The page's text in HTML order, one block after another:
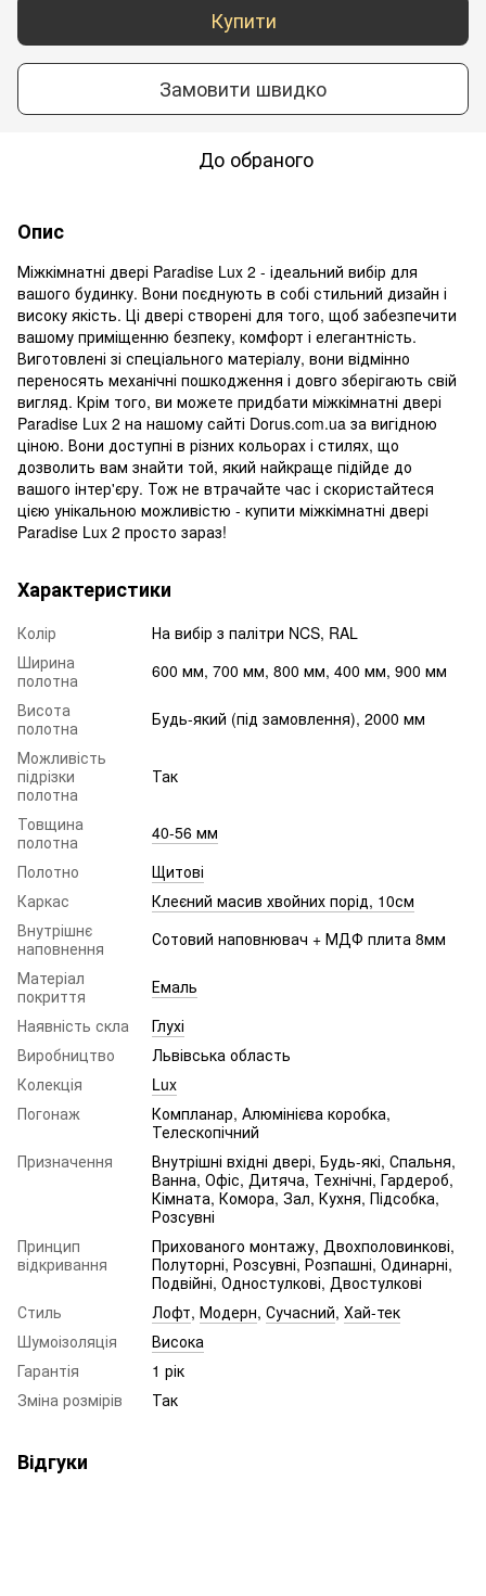
Купити
Замовити швидко
До обраного
Опис
Міжкімнатні двері Paradise Lux 2 - ідеальний вибір для
вашого будинку. Вони поєднують в собі стильний дизайн і
високу якість. Ці двері створені для того, щоб забезпечити
вашому приміщенню безпеку, комфорт і елегантність.
Виготовлені зі спеціального матеріалу, вони відмінно
переносять механічні пошкодження і довго зберігають свій
вигляд. Крім того, ви можете придбати міжкімнатні двері
Paradise Lux 2 на нашому сайті Dorus.com.ua за вигідною
ціною. Вони доступні в різних кольорах і стилях, що
дозволить вам знайти той, який найкраще підійде до
вашого інтер'єру. Тож не втрачайте час і скористайтеся
цією унікальною можливістю - купити міжкімнатні двері
Paradise Lux 2 просто зараз!
Характеристики
Колір
На вибір з палітри NCS, RAL
Ширина
полотна
600 мм, 700 мм, 800 мм, 400 мм, 900 мм
Висота
полотна
Будь-який (під замовлення), 2000 мм
Можливість
підрізки
полотна
Так
Товщина
полотна
40-56 мм
Полотно
Щитові
Каркас
Клеєний масив хвойних порід, 10см
Внутрішнє
наповнення
Сотовий наповнювач + МДФ плита 8мм
Матеріал
покриття
Емаль
Наявність скла
Глухі
Виробництво
Львівська область
Колекція
Lux
Погонаж
Компланар, Алюмінієва коробка,
Телескопічний
Призначення
Внутрішні вхідні двері, Будь-які, Спальня,
Ванна, Офіс, Дитяча, Технічні, Гардероб,
Кімната, Комора, Зал, Кухня, Підсобка,
Розсувні
Принцип
відкривання
Прихованого монтажу, Двохполовинкові,
Полуторні, Розсувні, Розпашні, Одинарні,
Подвійні, Одностулкові, Двостулкові
Стиль
Лофт, Модерн, Сучасний, Хай-тек
Шумоізоляція
Висока
Гарантія
1 рік
Зміна розмірів
Так
Відгуки